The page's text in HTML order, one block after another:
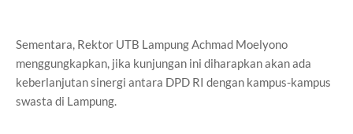
Sementara, Rektor UTB Lampung Achmad Moelyono
menggungkapkan, jika kunjungan ini diharapkan akan ada
keberlanjutan sinergi antara DPD RI dengan kampus-kampus
swasta di Lampung.